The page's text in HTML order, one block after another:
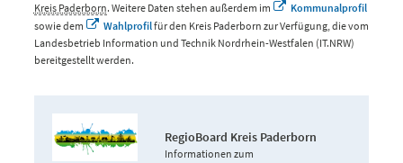
Kreis Paderborn. Weitere Daten stehen außerdem im
Kommunalprofil
sowie dem
Wahlprofilfür den Kreis Paderborn zur Verfügung, die vom
Landesbetrieb Information und Technik Nordrhein-Westfalen (IT.NRW)
bereitgestellt werden.
RegioBoard Kreis Paderborn
Informationen zum